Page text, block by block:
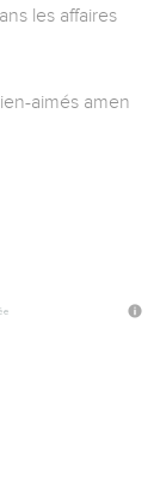
les affaires
aimés amen